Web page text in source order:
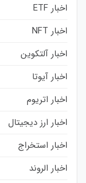
اخبار ETF
اخبار NFT
اخبار آلتکوین
اخبار آیوتا
اخبار اتریوم
اخبار ارز دیجیتال
اخبار استخراج
اخبار الروند